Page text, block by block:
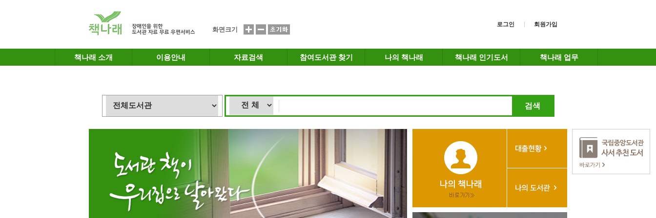
화면크기
로그인 회원가입
책나래 소개 이용안내 자료검색 참여도서관 찾기 나의 책나래 책나래 인기도서 책나래 업무
검색